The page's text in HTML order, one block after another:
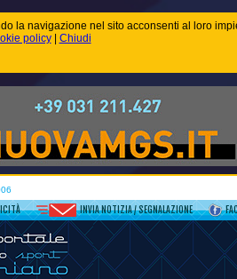
la navigazione nel sito acconsenti al loro
policy| Chiudi
INVIA NOTIZIA / SEGNALAZIONE